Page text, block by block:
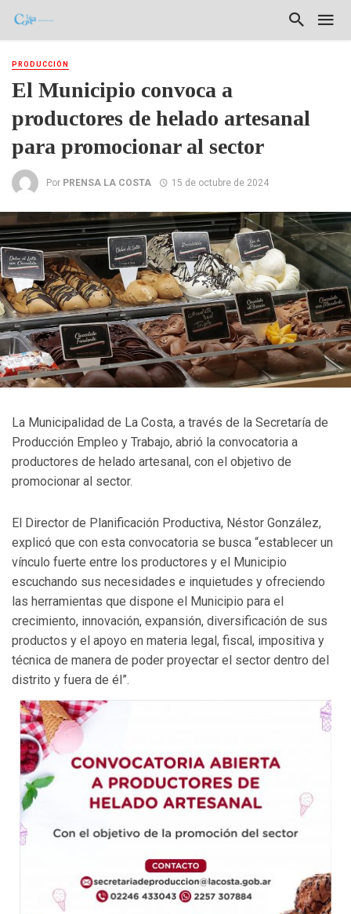
PRODUCCIÓN
El Municipio convoca a
productores de helado artesanal
para promocionar al sector
Por PRENSA LA COSTA 15 de octubre de 2024
La Municipalidad de La Costa, a través de la Secretaría de
Producción Empleo y Trabajo, abrió la convocatoria a
productores de helado artesanal, con el objetivo de
promocionar al sector.
El Director de Planificación Productiva, Néstor González,
explicó que con esta convocatoria se busca “establecer un
vínculo fuerte entre los productores y el Municipio
escuchando sus necesidades e inquietudes y ofreciendo
las herramientas que dispone el Municipio para el
crecimiento, innovación, expansión, diversificación de sus
productos y el apoyo en materia legal, fiscal, impositiva y
técnica de manera de poder proyectar el sector dentro del
distrito y fuera de él”.